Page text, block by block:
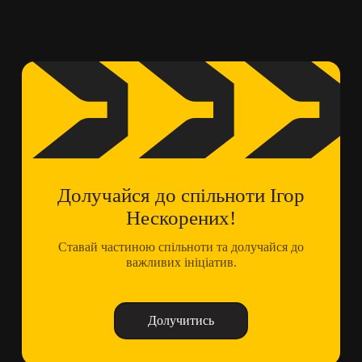
Долучайся до спільноти Ігор
Нескорених!
Ставай частиною спільноти та долучайся до
важливих ініціатив.
Долучитись